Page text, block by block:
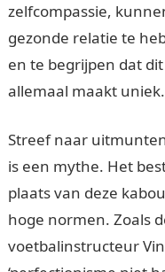
zelfcompassie,
gezonde relatie te
en te begrijpen dat
allemaal maakt uniek.
Streef naar
is een mythe. Het
plaats van deze
hoge normen. Zoals
voetbalinstructeur